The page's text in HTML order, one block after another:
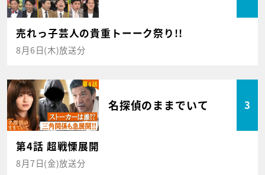
売れっ子芸人の貴重トーーク祭り!!
8月6日(木)放送分
名探偵のままでいて 3
第4話 超戦慄展開
8月7日(金)放送分